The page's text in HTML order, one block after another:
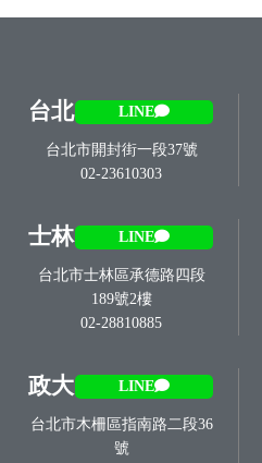
台北 LINE
台北市開封街一段37號
02-23610303
士林 LINE
台北市士林區承德路四段
189號2樓
02-28810885
政大 LINE
台北市木柵區指南路二段36
號